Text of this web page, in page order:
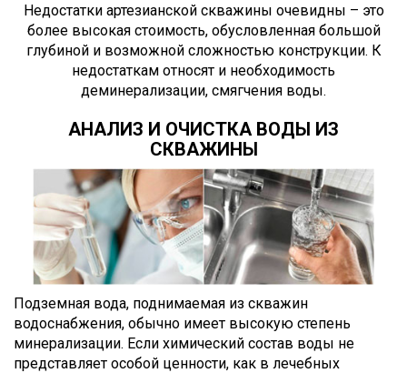
Недостатки артезианской скважины очевидны – это
более высокая стоимость, обусловленная большой
глубиной и возможной сложностью конструкции. К
недостаткам относят и необходимость
деминерализации, смягчения воды.
АНАЛИЗ И ОЧИСТКА ВОДЫ ИЗ
СКВАЖИНЫ
Подземная вода, поднимаемая из скважин
водоснабжения, обычно имеет высокую степень
минерализации. Если химический состав воды не
представляет особой ценности, как в лечебных